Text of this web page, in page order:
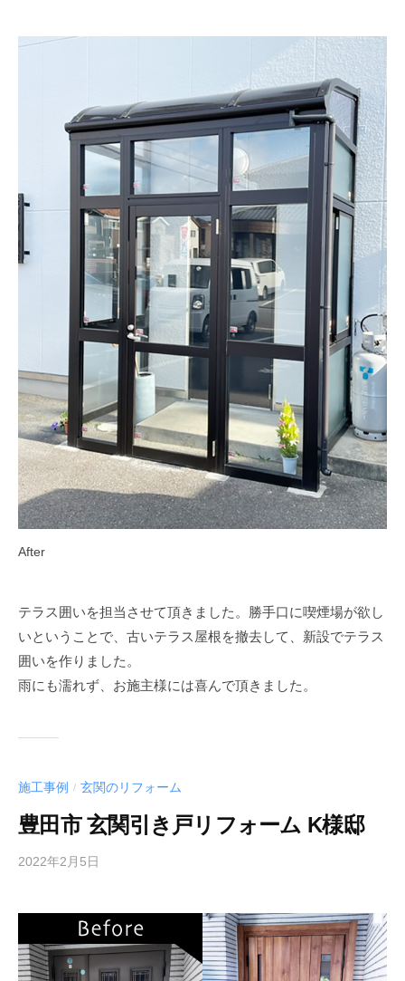
After
テラス囲いを担当させて頂きました。勝手口に喫煙場が欲し
いということで、古いテラス屋根を撤去して、新設でテラス
囲いを作りました。
雨にも濡れず、お施主様には喜んで頂きました。
施工事例 / 玄関のリフォーム
豊田市 玄関引き戸リフォーム K様邸
2022年2月5日
c
t
3